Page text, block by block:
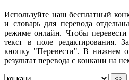
Используйте наш бесплатный
и словарь для перевода
режиме онлайн. Чтобы
текст в поле редактирования.
кнопку "Перевести". В нижнем
результат перевода с конкани на